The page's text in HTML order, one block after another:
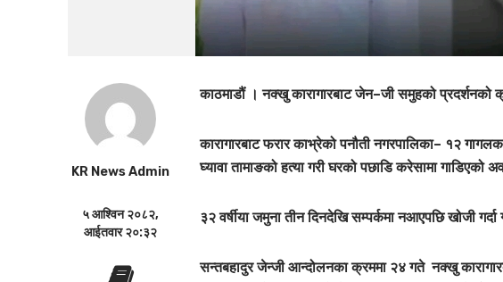
KR News Admin
५ आश्विन २०८२,
आईतवार २०:३२
काठमाडौं । नक्खु कारागारबाट जेन–जी समुहको प्रदर्शनको
कारागारबाट फरार काभ्रेको पनौती नगरपालिका– १२
घ्यावा तामाङको हत्या गरी घरको पछाडि करेसामा
३२ वर्षीया जमुना तीन दिनदेखि सम्पर्कमा नआएपछि खोजी
सन्तबहादुर जेन्जी आन्दोलनका क्रममा २४ गते नक्खु